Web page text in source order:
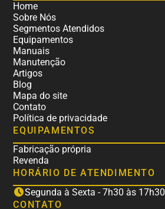
Home
Sobre Nós
Segmentos Atendidos
Equipamentos
Manuais
Manutenção
Artigos
Blog
Mapa do site
Contato
Política de privacidade
EQUIPAMENTOS
Fabricação própria
Revenda
HORÁRIO DE ATENDIMENTO
Segunda à Sexta - 7h30 às 17h30
CONTATO